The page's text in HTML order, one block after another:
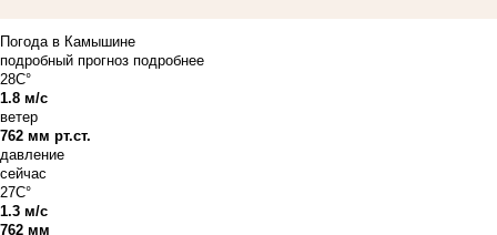
Погода в Камышине
подробный прогноз подробнее
28C°
1.8 м/с
ветер
762 мм рт.ст.
давление
сейчас
27C°
1.3 м/с
762 мм